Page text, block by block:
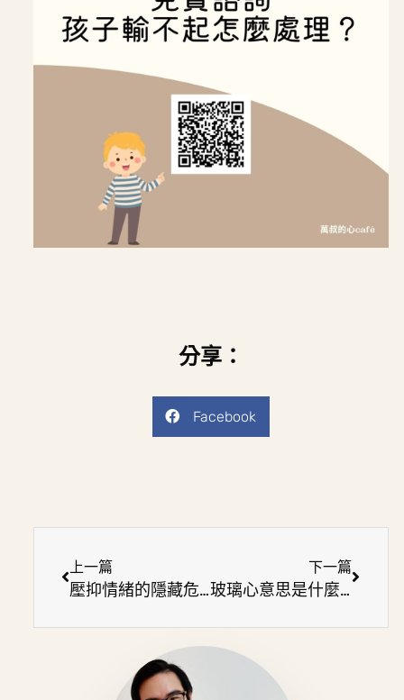
分享：
Facebook
上一篇
壓抑情緒的隱藏危機！為什麼父母不該壓抑情緒？3步驟和孩子聊情緒
下一篇
玻璃心意思是什麼？用表演療癒高敏感人格，修補你的玻璃心